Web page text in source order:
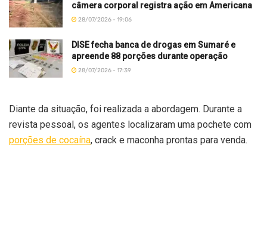
câmera corporal registra ação em Americana
28/07/2026 - 19:06
DISE fecha banca de drogas em Sumaré e
apreende 88 porções durante operação
28/07/2026 - 17:39
Diante da situação, foi realizada a abordagem. Durante a
revista pessoal, os agentes localizaram uma pochete com
porções de cocaína, crack e maconha prontas para venda.